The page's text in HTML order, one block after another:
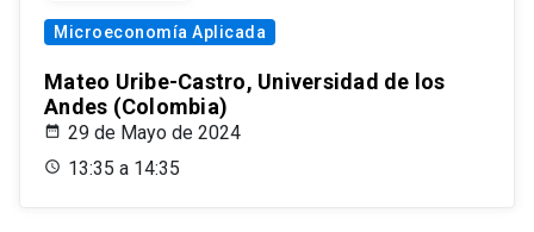
Microeconomía Aplicada
Mateo Uribe-Castro, Universidad de los
Andes (Colombia)
29 de Mayo de 2024
13:35 a 14:35